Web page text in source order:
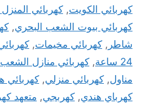
كهربائي الكويت, كهربائي
كهربائي بيوت الشعب البحري,
شاطر , كهربائي مخيمات,
24 ساعة
, كهربائي منازل
مناول, كهربائي منزلي, كهربائي
كهرباي هندي, كهربجي, متعهد